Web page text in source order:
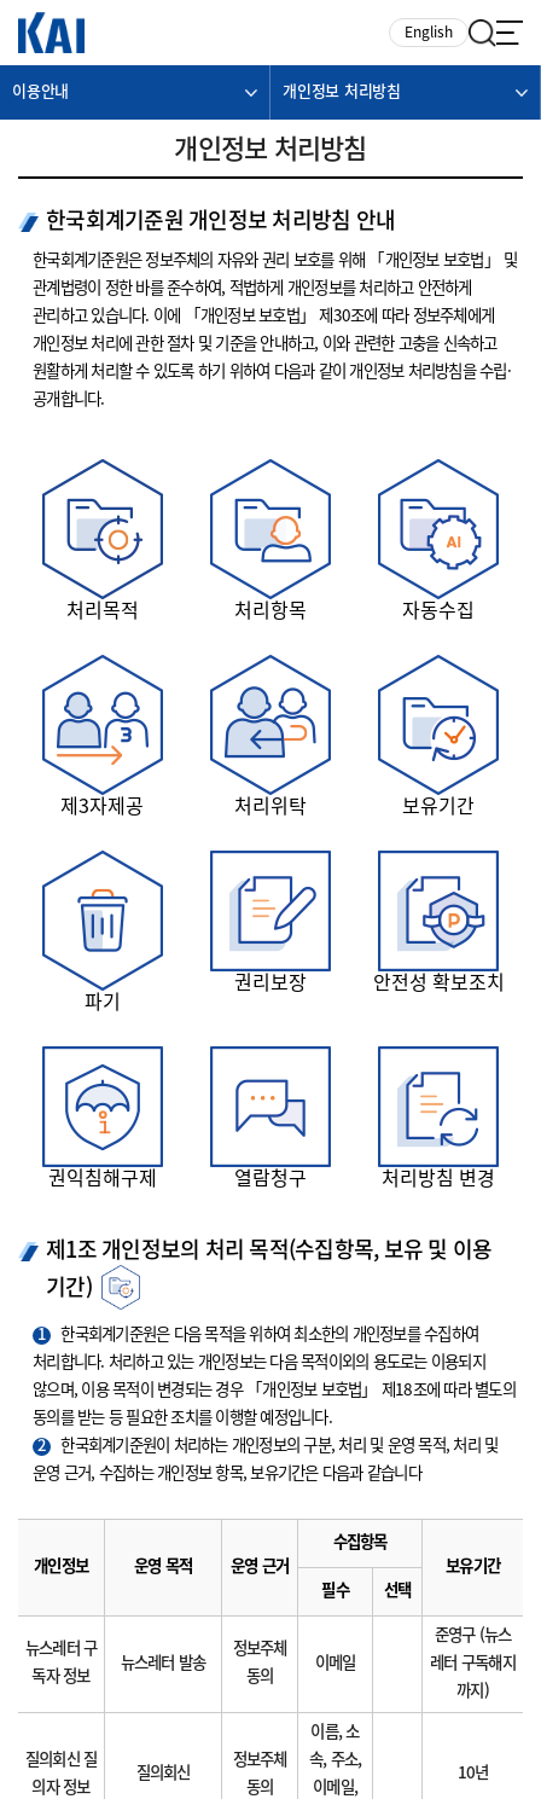
English
이용안내 개인정보 처리방침
개인정보 처리방침
한국회계기준원 개인정보 처리방침 안내
한국회계기준원은 정보주체의 자유와 권리 보호를 위해 「개인정보 보호법」 및
관계법령이 정한 바를 준수하여, 적법하게 개인정보를 처리하고 안전하게
관리하고 있습니다. 이에 「개인정보 보호법」 제30조에 따라 정보주체에게
개인정보 처리에 관한 절차 및 기준을 안내하고, 이와 관련한 고충을 신속하고
원활하게 처리할 수 있도록 하기 위하여 다음과 같이 개인정보 처리방침을 수립·
공개합니다.
처리목적 처리항목 자동수집
제3자제공 처리위탁 보유기간
파기
권리보장 안전성 확보조치
권익침해구제 열람청구 처리방침 변경
제1조 개인정보의 처리 목적(수집항목, 보유 및 이용
기간)
1
한국회계기준원은 다음 목적을 위하여 최소한의 개인정보를 수집하여
처리합니다. 처리하고 있는 개인정보는 다음 목적이외의 용도로는 이용되지
않으며, 이용 목적이 변경되는 경우 「개인정보 보호법」 제18조에 따라 별도의
동의를 받는 등 필요한 조치를 이행할 예정입니다.
2
한국회계기준원이 처리하는 개인정보의 구분, 처리 및 운영 목적, 처리 및
운영 근거, 수집하는 개인정보 항목, 보유기간은 다음과 같습니다
개인정보 운영 목적 운영 근거
수집항목
보유기간
필수
선택
뉴스레터 구
독자 정보
뉴스레터 발송
정보주체
동의
이메일
준영구 (뉴스
레터 구독해지
까지)
질의회신 질
의자 정보
질의회신
정보주체
동의
이름, 소
속, 주소,
이메일,
10년